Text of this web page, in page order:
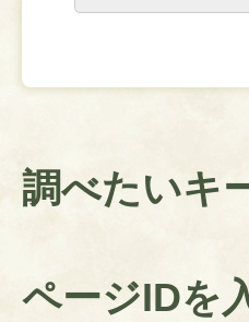
調べたいキ
ページIDを